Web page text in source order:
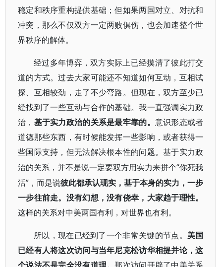
稳定和秩序重构提供基础；但如果两国对立、对抗和
冲突，那么不仅双方一定两败俱伤，也会加速整个世
界秩序的解体。
经过多年博弈，双方实际上已经摸清了彼此打交
道的方式。过去大家可能还不知道如何互动，互相试
探、互相较劲，走了不少弯路。但现在，双方至少已
经找到了一些互动与合作的基础。我一直强调实力政
治， 基于实力政治的关系是最牢靠的。 意识形态或者
道德那些东西，有时候能发挥一些影响，或者获得一
些国际支持，但无法解决根本性的问题。基于实力政
治的关系，并不是说一定要双方用实力来拼个“你死我
活”，而是说彼此都承认现实，基于本身的实力，一步
一步往前走。没有幻想，没有侥幸，大家趋于理性。
这样的关系对中美两国有利，对世界也有利。
所以，现在已经到了一个非常关键的节点。 美国
已经有人将这次访问与当年尼克松访华相提并论，这
个说法不是完全没有道理。那次访问开辟了中美关系